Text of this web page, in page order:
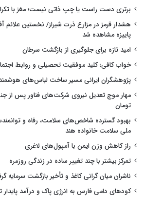
برتری دست راست یا چپ ذاتی نیست؛ مغز با
هشدار قرمز در مزارع ذرت شیراز/ نخستین علائم
پاییزه مشاهده شد
امید تازه برای جلوگیری از بازگشت سرطان
خواب کافی؛ کلید موفقیت تحصیلی و روابط
پژوهشگران ایرانی مسیر ساخت لباس‌های هوشمند
تومان
بهبود گسترده شاخص‌های سلامت، رفاه و
ملی سلامت خانواده هند
راز کاهش وزن ایمن با آمپول‌های لاغری
تمرکز بیشتر با چند تغییر ساده در زندگی روزمره
ناشران میان گرانی کاغذ و تأخیر بازگشت سرمایه
کودهای دامی فارس به انرژی پاک و درآمد